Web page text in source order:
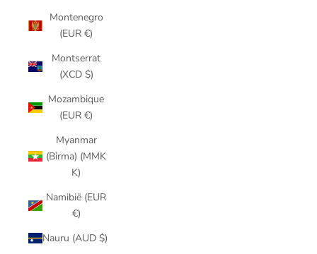
Montenegro
(EUR €)
Montserrat
(XCD $)
Mozambique
(EUR €)
Myanmar
(Birma) (MMK
K)
Namibië (EUR
€)
Nauru (AUD $)